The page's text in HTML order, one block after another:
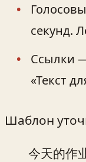
секунд.
Ссылки
«Текст
Шаблон
今天的作